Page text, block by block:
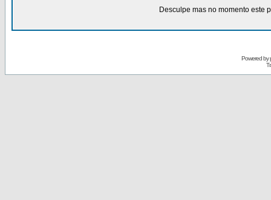
Desculpe mas no momento este
Powered by